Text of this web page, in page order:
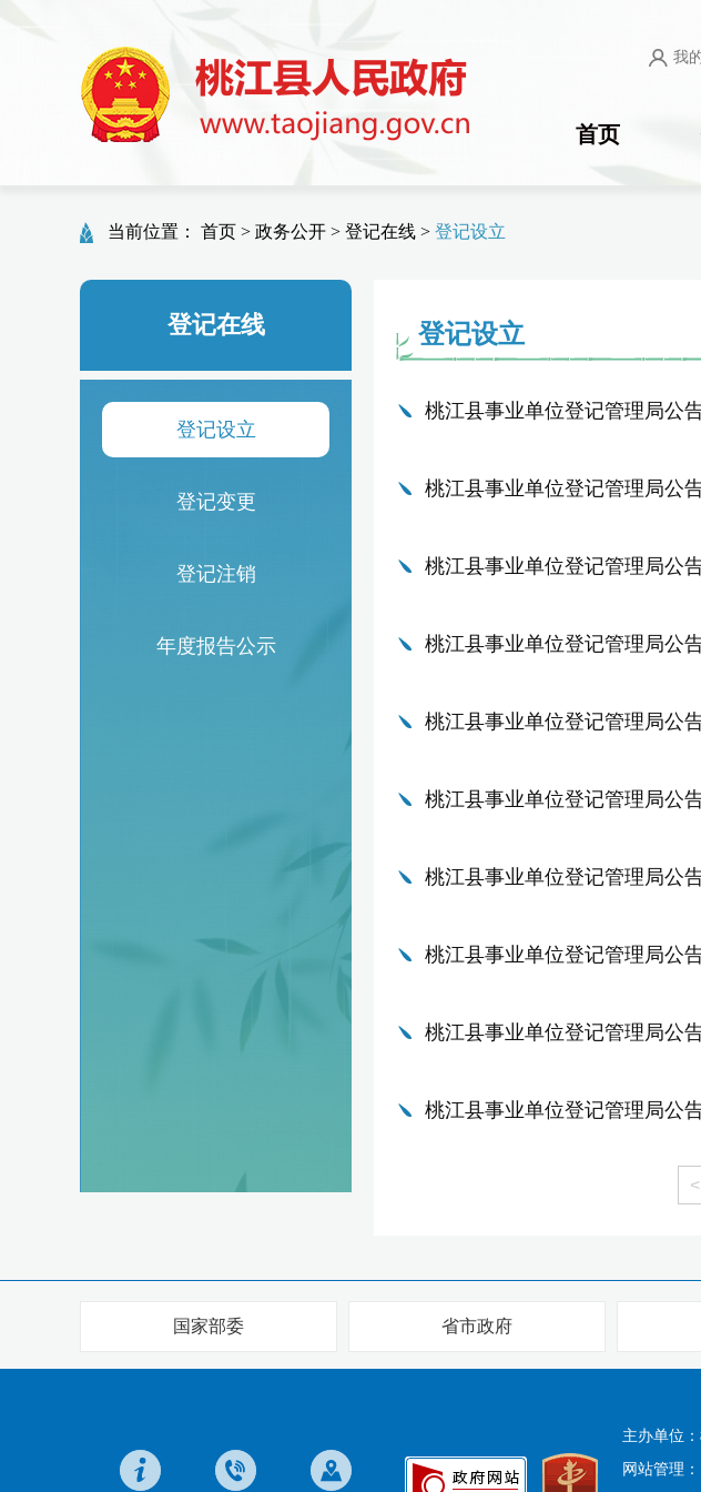
我
首页
当前位置： 首页 > 政务公开 > 登记在线 > 登记设立
登记在线
登记设立
登记变更
登记注销
年度报告公示
登记设立
桃江县事业单位登记管理局公
桃江县事业单位登记管理局公
桃江县事业单位登记管理局公
桃江县事业单位登记管理局公
桃江县事业单位登记管理局公
桃江县事业单位登记管理局公
桃江县事业单位登记管理局公
桃江县事业单位登记管理局公
桃江县事业单位登记管理局公
桃江县事业单位登记管理局公
<
国家部委 省市政府
主办单位
网站管理